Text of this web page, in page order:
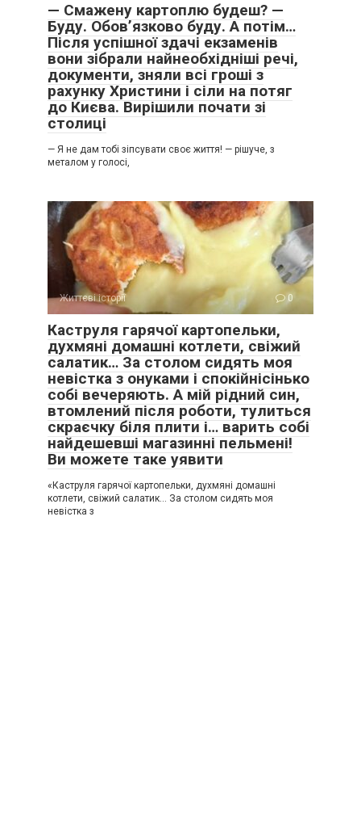
— Смажену картоплю будеш? —
Буду. Обов’язково буду. А потім…
Після успішної здачі екзаменів
вони зібрали найнеобхідніші речі,
документи, зняли всі гроші з
рахунку Христини і сіли на потяг
до Києва. Вирішили почати зі
столиці
— Я не дам тобі зіпсувати своє життя! — рішуче, з
металом у голосі,
Життєві історії 0
Каструля гарячої картопельки,
духмяні домашні котлети, свіжий
салатик… За столом сидять моя
невістка з онуками і спокійнісінько
собі вечеряють. А мій рідний син,
втомлений після роботи, тулиться
скраєчку біля плити і… варить собі
найдешевші магазинні пельмені!
Ви можете таке уявити
«Каструля гарячої картопельки, духмяні домашні
котлети, свіжий салатик… За столом сидять моя
невістка з